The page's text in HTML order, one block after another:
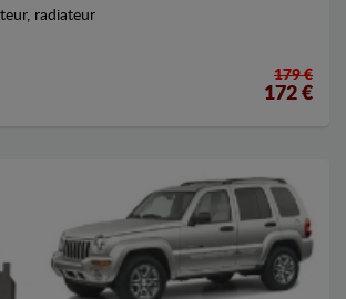
radiateur
179 €
172 €